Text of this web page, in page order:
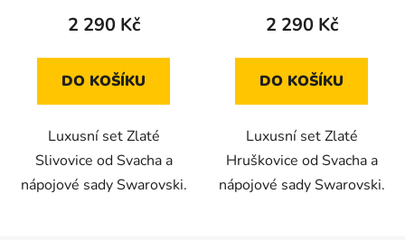
produktu
5,0
z
hvězdiček.
2 290 Kč
DO KOŠÍKU
Luxusní set Zlaté
Slivovice od Svacha a
nápojové sady Swarovski.
produktu
5,0
z
hvězdiček.
2 290 Kč
DO KOŠÍKU
Luxusní set Zlaté
Hruškovice od Svacha a
nápojové sady Swarovski.